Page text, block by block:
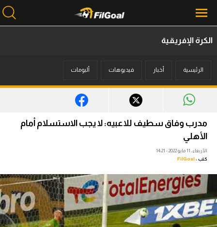
أخبار
ميركاتو
فانتازي في الجول
مسابقة التوقعات
فيديوهات
عدسات
الكرة الإفريقية
الرئيسية أخبار فيديوهات ألبومات
مدرب وفاق سطيف للاعبيه: لا يجب الاستسلام أمام
الأهلي
الأربعاء، 11 مايو 2022 - 14:21
كتب : FilGoal